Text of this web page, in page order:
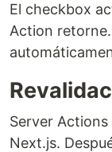
El checkbox
Action
Server
Next.js.